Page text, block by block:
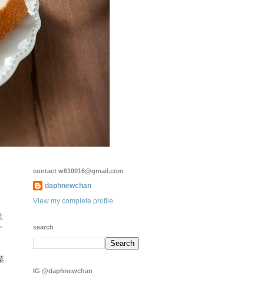
contact w610016@gmail.com
daphnewchan
View my complete profile
search
IG @daphnewchan